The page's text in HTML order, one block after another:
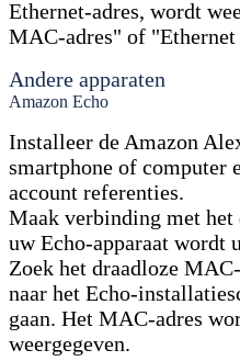
Ethernet-adres, wordt
MAC-adres" of
Andere apparaten
Amazon Echo
Installeer de Amazon
smartphone of computer
account referenties.
Maak verbinding met het
uw Echo-apparaat wordt
Zoek het draadloze
naar het Echo-
gaan. Het MAC-adres
weergegeven.